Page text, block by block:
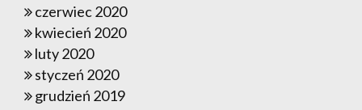
czerwiec 2020
kwiecień 2020
luty 2020
styczeń 2020
grudzień 2019